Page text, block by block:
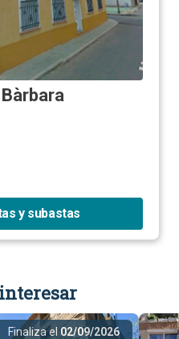
y subastas
Finaliza el 02/09/2026